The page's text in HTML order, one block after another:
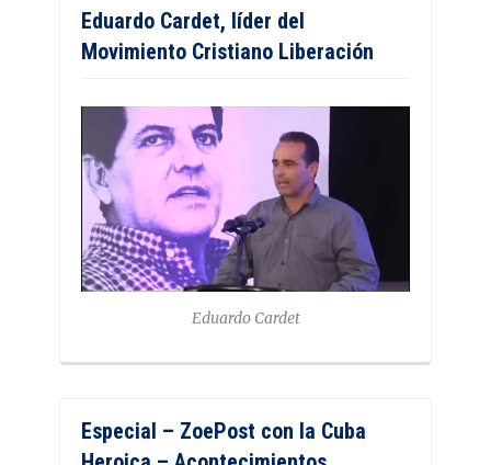
Eduardo Cardet, líder del
Movimiento Cristiano Liberación
Eduardo Cardet
Especial – ZoePost con la Cuba